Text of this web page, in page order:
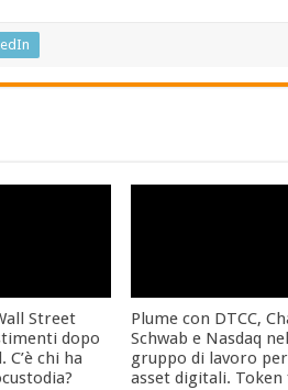
Street
dopo
C’è chi ha
Plume con DTCC,
Schwab e Nasdaq nel
gruppo di lavoro
asset digitali. Token